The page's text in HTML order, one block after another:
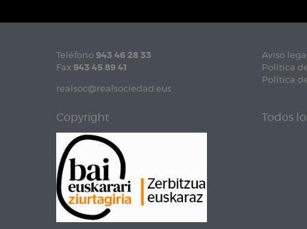
Teléfono 943 46 28 33
Fax 943 45 89 41
realsoc@realsociedad.eus
Aviso
Política
Política
Copyright Todos